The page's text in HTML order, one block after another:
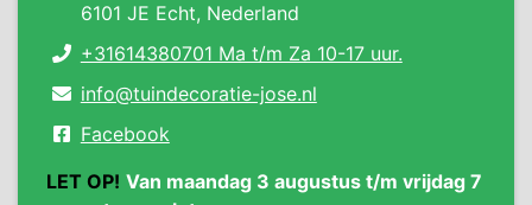
6101 JE Echt, Nederland
+31614380701 Ma t/m Za 10-17 uur.
info@tuindecoratie-jose.nl
Facebook
LET OP! Van maandag 3 augustus t/m vrijdag 7